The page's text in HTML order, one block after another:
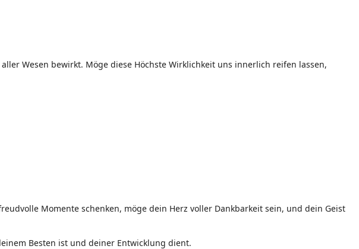
Wesen bewirkt. Möge diese Höchste Wirklichkeit uns innerlich reifen lassen,
Momente schenken, möge dein Herz voller Dankbarkeit sein, und dein Geist
Besten ist und deiner Entwicklung dient.